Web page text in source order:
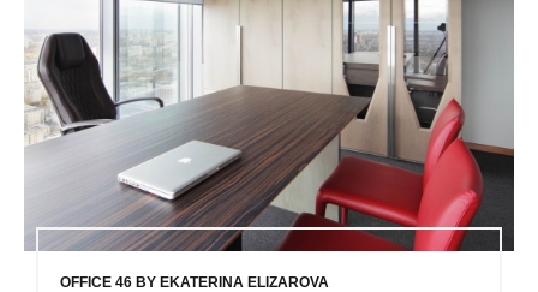
OFFICE 46 BY EKATERINA ELIZAROVA